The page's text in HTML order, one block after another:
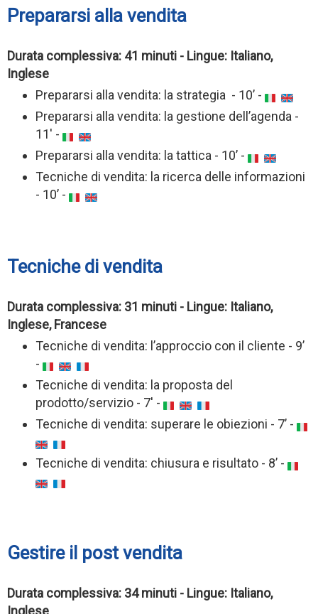
Prepararsi alla vendita
Durata complessiva: 41 minuti - Lingue: Italiano,
Inglese
Prepararsi alla vendita: la strategia - 10’ -
Prepararsi alla vendita: la gestione dell’agenda -
11' -
Prepararsi alla vendita: la tattica - 10’ -
Tecniche di vendita: la ricerca delle informazioni
- 10’ -
Tecniche di vendita
Durata complessiva: 31 minuti - Lingue: Italiano,
Inglese, Francese
Tecniche di vendita: l’approccio con il cliente - 9’
-
Tecniche di vendita: la proposta del
prodotto/servizio - 7' -
Tecniche di vendita: superare le obiezioni - 7’ -
Tecniche di vendita: chiusura e risultato - 8’ -
Gestire il post vendita
Durata complessiva: 34 minuti - Lingue: Italiano,
Inglese